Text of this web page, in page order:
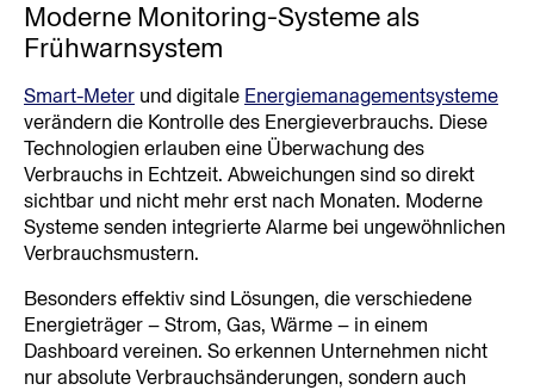
Moderne Monitoring-Systeme als
Frühwarnsystem
Smart-Meter und digitale Energiemanagementsysteme
verändern die Kontrolle des Energieverbrauchs. Diese
Technologien erlauben eine Überwachung des
Verbrauchs in Echtzeit. Abweichungen sind so direkt
sichtbar und nicht mehr erst nach Monaten. Moderne
Systeme senden integrierte Alarme bei ungewöhnlichen
Verbrauchsmustern.
Besonders effektiv sind Lösungen, die verschiedene
Energieträger – Strom, Gas, Wärme – in einem
Dashboard vereinen. So erkennen Unternehmen nicht
nur absolute Verbrauchsänderungen, sondern auch